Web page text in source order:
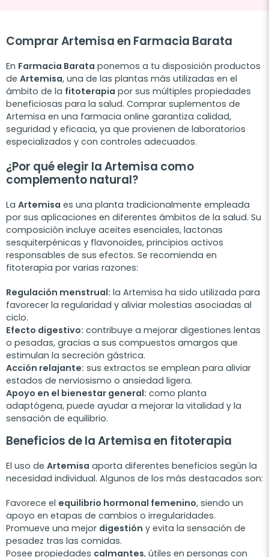
Comprar Artemisa en Farmacia Barata
En Farmacia Barata ponemos a tu disposición productos
de Artemisa, una de las plantas más utilizadas en el
ámbito de la fitoterapia por sus múltiples propiedades
beneficiosas para la salud. Comprar suplementos de
Artemisa en una farmacia online garantiza calidad,
seguridad y eficacia, ya que provienen de laboratorios
especializados y con controles adecuados.
¿Por qué elegir la Artemisa como
complemento natural?
La Artemisa es una planta tradicionalmente empleada
por sus aplicaciones en diferentes ámbitos de la salud. Su
composición incluye aceites esenciales, lactonas
sesquiterpénicas y flavonoides, principios activos
responsables de sus efectos. Se recomienda en
fitoterapia por varias razones:
Regulación menstrual: la Artemisa ha sido utilizada para
favorecer la regularidad y aliviar molestias asociadas al
ciclo.
Efecto digestivo: contribuye a mejorar digestiones lentas
o pesadas, gracias a sus compuestos amargos que
estimulan la secreción gástrica.
Acción relajante: sus extractos se emplean para aliviar
estados de nerviosismo o ansiedad ligera.
Apoyo en el bienestar general: como planta
adaptógena, puede ayudar a mejorar la vitalidad y la
sensación de equilibrio.
Beneficios de la Artemisa en fitoterapia
El uso de Artemisa aporta diferentes beneficios según la
necesidad individual. Algunos de los más destacados son:
Favorece el equilibrio hormonal femenino, siendo un
apoyo en etapas de cambios o irregularidades.
Promueve una mejor digestión y evita la sensación de
pesadez tras las comidas.
Posee propiedades calmantes, útiles en personas con